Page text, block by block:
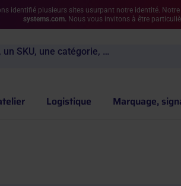
identifié plusieurs sites usurpant notre identité.
systems.com. Nous vous invitons à être
SKU, une catégorie, …
Logistique Marquage,